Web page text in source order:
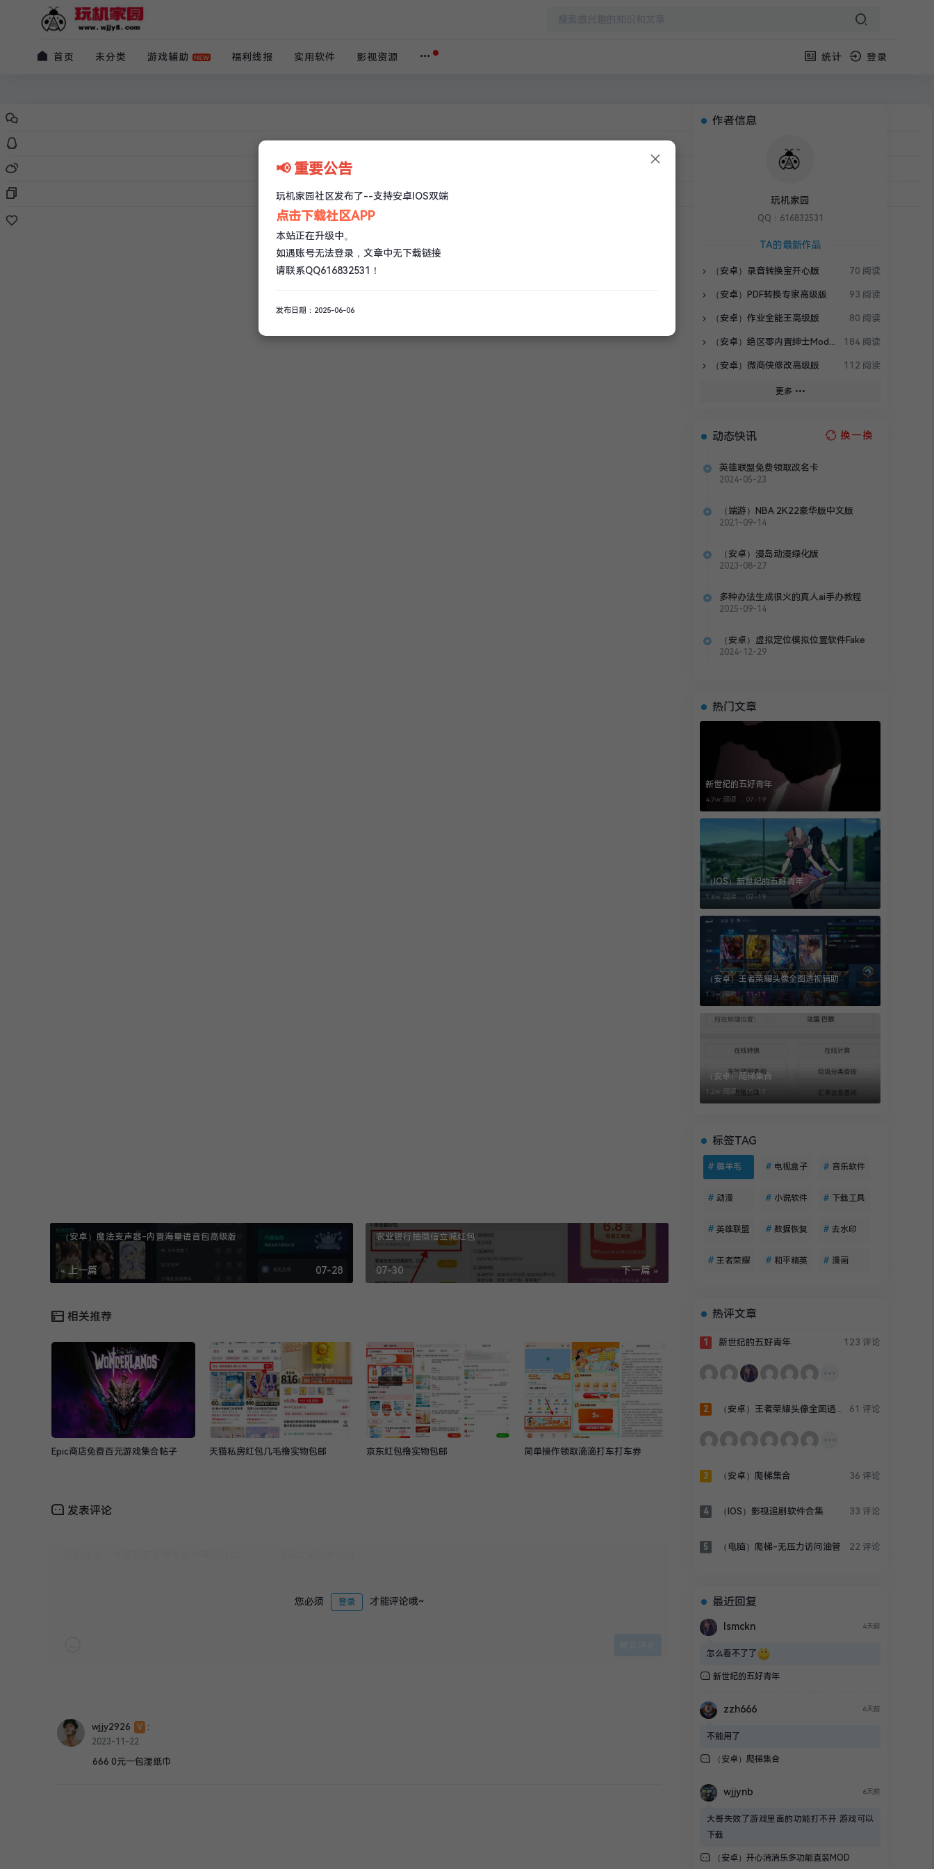
首页 未分类 游戏辅助 福利线报 实用软件 影视资源 统计 登录
（安卓）魔法变声器-内置海量语音包高级版
« 上一篇 07-28
农业银行抽微信立减红包
下一篇 »
07-30
相关推荐
Epic商店免费百元游戏集合帖子 天猫私房红包几毛撸实物包邮 京东红包撸实物包邮 简单操作领取滴滴打车打车券
发表评论
您必须 登录 才能评论哦~
wjjy2926 V :
2023-11-22
666 0元一包湿纸巾
作者信息
玩机家园
QQ：616832531
TA的最新作品
（安卓）录音转换宝开心版 70 阅读
（安卓）PDF转换专家高级版 93 阅读
（安卓）作业全能王高级版 80 阅读
（安卓）绝区零内置绅士Mod整合包 184 阅读
（安卓）微商侠修改高级版 112 阅读
更多
动态快讯 换一换
英雄联盟免费领取改名卡
2024-05-23
（端游）NBA 2K22豪华版中文版
2021-09-14
（安卓）漫岛动漫绿化版
2023-08-27
多种办法生成很火的真人ai手办教程
2025-09-14
（安卓）虚拟定位模拟位置软件Fake
Location
2024-12-29
热门文章
新世纪的五好青年
4.7w 阅读 ， 07-19
（IOS）新世纪的五好青年
1.6w 阅读 ， 07-19
（安卓）王者荣耀头像全图透视辅助
1.3w 阅读 ， 11-11
（安卓）爬梯集合
1.2w 阅读 ，05-17
标签TAG
# 薅羊毛 # 电视盒子 # 音乐软件
# 动漫 # 小说软件 # 下载工具
# 英雄联盟 # 数据恢复 # 去水印
# 王者荣耀 # 和平精英 # 漫画
热评文章
1 新世纪的五好青年 123 评论
2 （安卓）王者荣耀头像全图透视辅助 61 评论
3 （安卓）爬梯集合 36 评论
4 （IOS）影视追剧软件合集 33 评论
5 （电脑）爬梯-无压力访问油管 22 评论
最近回复
lsmckn 4天前
怎么看不了了
新世纪的五好青年
zzh666 6天前
不能用了
（安卓）爬梯集合
wjjynb 6天前
大哥失效了游戏里面的功能打不开 游戏可以
下载
（安卓）开心消消乐多功能直装MOD
×
📢 重要公告
玩机家园社区发布了--支持安卓IOS双端
点击下载社区APP
本站正在升级中。
如遇账号无法登录，文章中无下载链接
请联系QQ616832531！
发布日期：2025-06-06